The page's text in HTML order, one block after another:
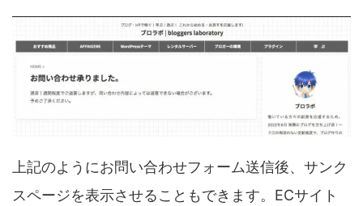
上記のようにお問い合わせフォーム送信後、サンク
スページを表示させることもできます。ECサイト